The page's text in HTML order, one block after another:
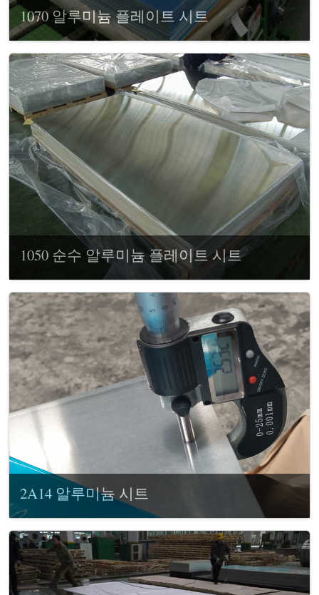
1070 알루미늄 플레이트 시트
1050 순수 알루미늄 플레이트 시트
2A14 알루미늄 시트